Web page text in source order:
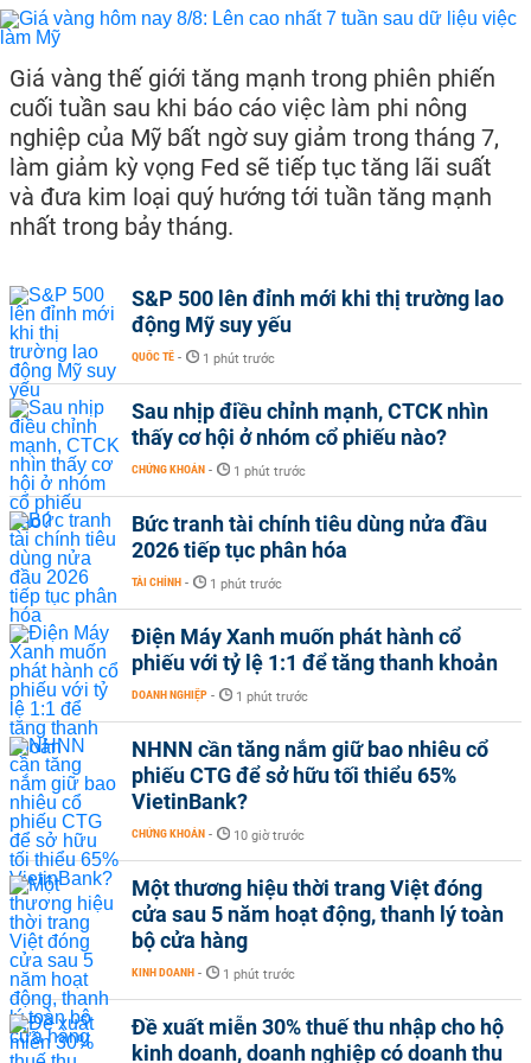
Giá vàng thế giới tăng mạnh trong phiên phiến
cuối tuần sau khi báo cáo việc làm phi nông
nghiệp của Mỹ bất ngờ suy giảm trong tháng 7,
làm giảm kỳ vọng Fed sẽ tiếp tục tăng lãi suất
và đưa kim loại quý hướng tới tuần tăng mạnh
nhất trong bảy tháng.
S&P 500 lên đỉnh mới khi thị trường lao
động Mỹ suy yếu
QUỐC TẾ - 1 phút trước
Sau nhịp điều chỉnh mạnh, CTCK nhìn
thấy cơ hội ở nhóm cổ phiếu nào?
CHỨNG KHOÁN - 1 phút trước
Bức tranh tài chính tiêu dùng nửa đầu
2026 tiếp tục phân hóa
TÀI CHÍNH - 1 phút trước
Điện Máy Xanh muốn phát hành cổ
phiếu với tỷ lệ 1:1 để tăng thanh khoản
DOANH NGHIỆP - 1 phút trước
NHNN cần tăng nắm giữ bao nhiêu cổ
phiếu CTG để sở hữu tối thiểu 65%
VietinBank?
CHỨNG KHOÁN - 10 giờ trước
Một thương hiệu thời trang Việt đóng
cửa sau 5 năm hoạt động, thanh lý toàn
bộ cửa hàng
KINH DOANH - 1 phút trước
Đề xuất miễn 30% thuế thu nhập cho hộ
kinh doanh, doanh nghiệp có doanh thu